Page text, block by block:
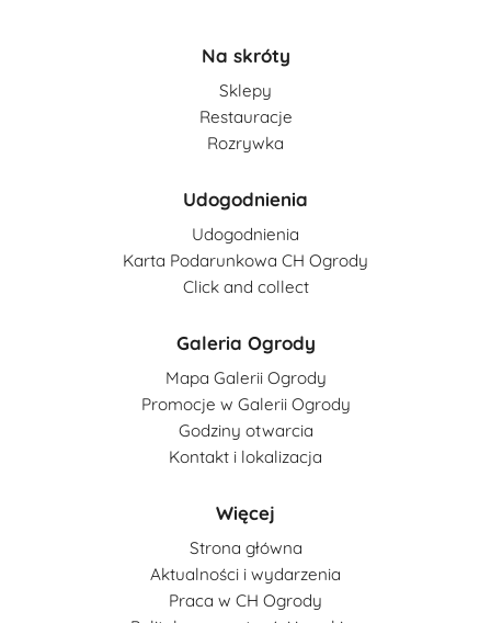
Na skróty
Sklepy
Restauracje
Rozrywka
Udogodnienia
Udogodnienia
Karta Podarunkowa CH Ogrody
Click and collect
Galeria Ogrody
Mapa Galerii Ogrody
Promocje w Galerii Ogrody
Godziny otwarcia
Kontakt i lokalizacja
Więcej
Strona główna
Aktualności i wydarzenia
Praca w CH Ogrody